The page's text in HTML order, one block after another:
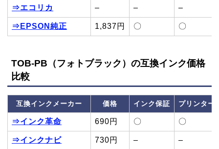
⇒エコリカ – – –
⇒EPSON純正 1,837円 〇 〇
TOB-PB（フォトブラック）の互換インク価格
比較
互換インクメーカー 価格 インク保証 プリンター
⇒インク革命 690円 〇 〇
⇒インクナビ 730円 – –